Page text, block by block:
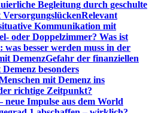
Begleitung durch geschulte
VersorgungslückenRelevant
Kommunikation mit
oder Doppelzimmer? Was ist
besser werden muss in der
DemenzGefahr der finanziellen
besonders
mit Demenz ins
richtige Zeitpunkt?
neue Impulse aus dem World